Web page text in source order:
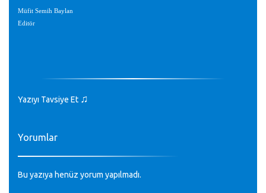
Müfit Semih Baylan
Editör
Yazıyı Tavsiye Et ♫
Yorumlar
Bu yazıya henüz yorum yapılmadı.